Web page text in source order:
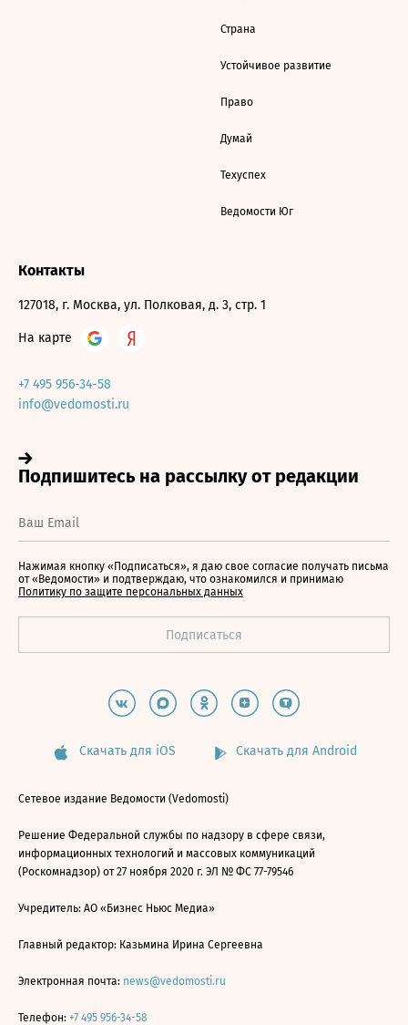
Страна
Устойчивое развитие
Право
Думай
Техуспех
Ведомости Юг
Контакты
127018, г. Москва, ул. Полковая, д. 3, стр. 1
На карте
+7 495 956-34-58
info@vedomosti.ru
Нажимая кнопку «Подписаться», я даю свое согласие получать письма
от «Ведомости» и подтверждаю, что ознакомился и принимаю
Политику по защите персональных данных
Скачать для iOS Скачать для Android
Сетевое издание Ведомости (Vedomosti)
Решение Федеральной службы по надзору в сфере связи,
информационных технологий и массовых коммуникаций
(Роскомнадзор) от 27 ноября 2020 г. ЭЛ № ФС 77-79546
Учредитель: АО «Бизнес Ньюс Медиа»
Главный редактор: Казьмина Ирина Сергеевна
Электронная почта: news@vedomosti.ru
Телефон: +7 495 956-34-58